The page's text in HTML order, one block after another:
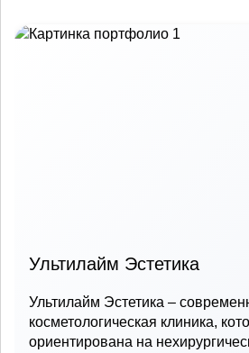
Ультилайм Эстетика
Ультилайм Эстетика –
косметологическая клиника,
ориентирована на